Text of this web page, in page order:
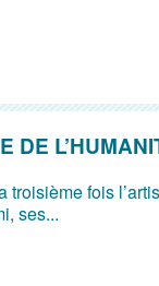
DE
fois
ses...